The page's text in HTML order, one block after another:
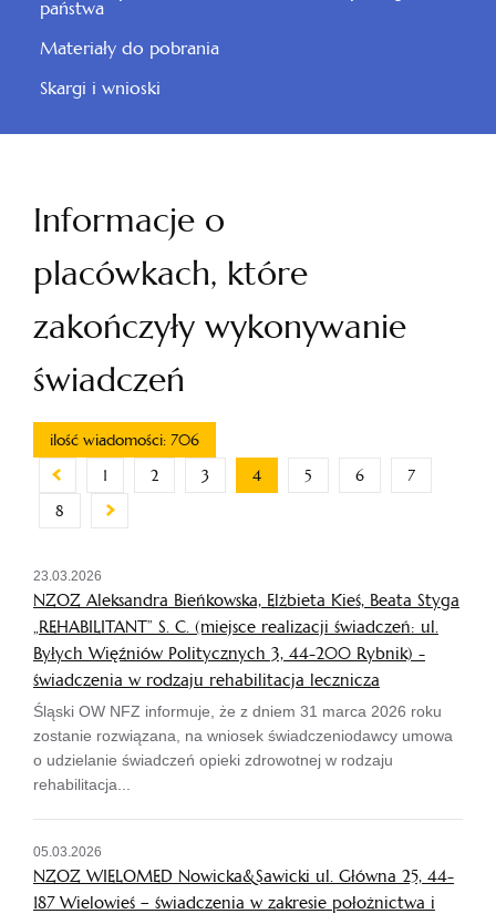
państwa
Materiały do pobrania
Skargi i wnioski
Informacje o
placówkach, które
zakończyły wykonywanie
świadczeń
ilość wiadomości: 706
1
2 3 4 5 6
7
8
23.03.2026
NZOZ Aleksandra Bieńkowska, Elżbieta Kieś, Beata Styga
„REHABILITANT” S. C. (miejsce realizacji świadczeń: ul.
Byłych Więźniów Politycznych 3, 44-200 Rybnik) -
świadczenia w rodzaju rehabilitacja lecznicza
Śląski OW NFZ informuje, że z dniem 31 marca 2026 roku
zostanie rozwiązana, na wniosek świadczeniodawcy umowa
o udzielanie świadczeń opieki zdrowotnej w rodzaju
rehabilitacja...
05.03.2026
NZOZ WIELOMED Nowicka&Sawicki ul. Główna 25, 44-
187 Wielowieś – świadczenia w zakresie położnictwa i